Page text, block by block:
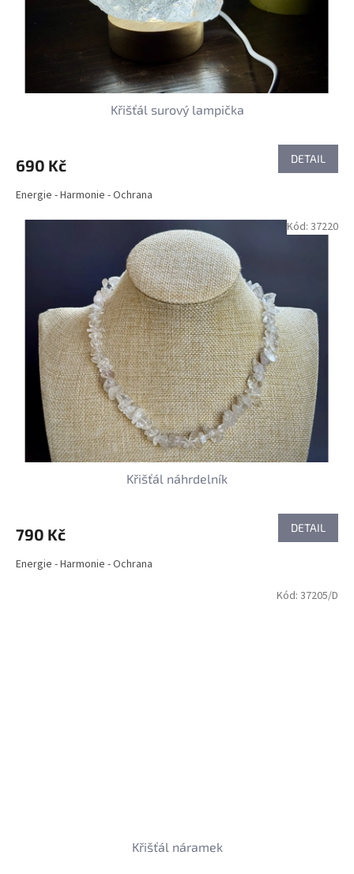
Křišťál surový lampička
690 Kč DETAIL
Energie - Harmonie - Ochrana
Křišťál náhrdelník
790 Kč DETAIL
Energie - Harmonie - Ochrana
Kód: 37220
Křišťál náramek
Kód: 37205/D